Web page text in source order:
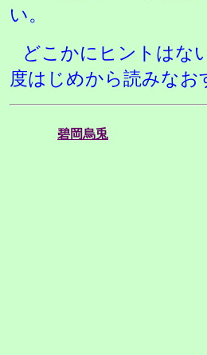
い。
どこかにヒントはな
度はじめから読みなお
碧岡烏兎